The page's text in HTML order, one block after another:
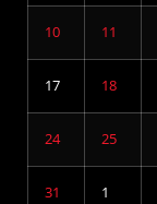
10 11
17 18
24 25
31 1